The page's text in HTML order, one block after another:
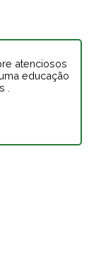
atenciosos
educação
.